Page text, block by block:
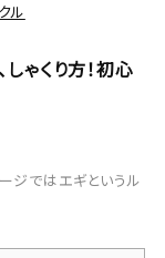
ル
ゃくり方！初心
ジではエギというル